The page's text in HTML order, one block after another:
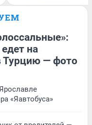
на
Турцию — фото
«Яавтобуса»